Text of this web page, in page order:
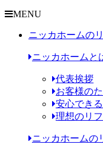
MENU
ニッカホームの
ニッカホームと
代表挨拶
お客様の
安心でき
理想のリ
ニッカホームの